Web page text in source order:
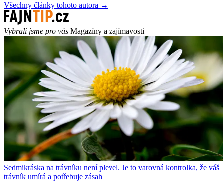
Všechny články tohoto autora →
Vybrali jsme pro vás Magazíny a zajímavosti
Sedmikráska na trávníku není plevel. Je to varovná kontrolka, že váš
trávník umírá a potřebuje zásah